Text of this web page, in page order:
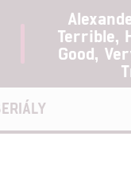
Terrible,
Good,